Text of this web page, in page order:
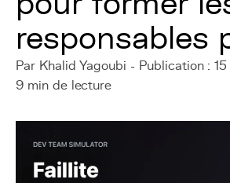
responsables
Par Khalid Yagoubi - Publication :
9 min de lecture